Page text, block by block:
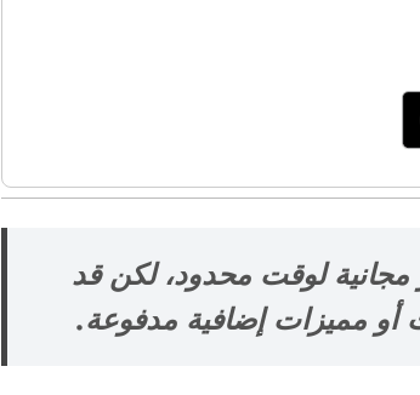
مجانية لوقت محدود، لكن قد
أو مميزات إضافية مدفوعة.